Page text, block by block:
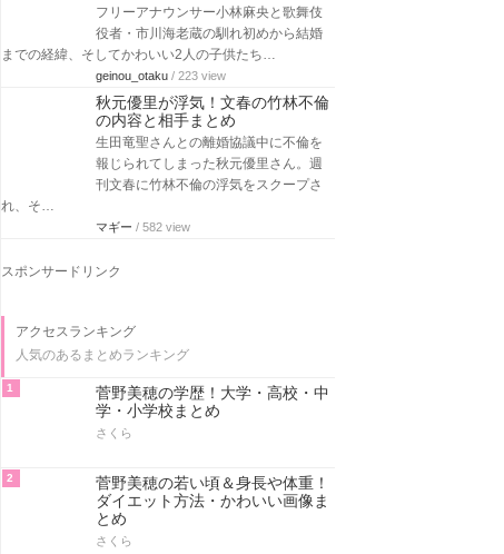
フリーアナウンサー小林麻央と歌舞伎
役者・市川海老蔵の馴れ初めから結婚
までの経緯、そしてかわいい2人の子供たち…
geinou_otaku / 223 view
秋元優里が浮気！文春の竹林不倫
の内容と相手まとめ
生田竜聖さんとの離婚協議中に不倫を
報じられてしまった秋元優里さん。週
刊文春に竹林不倫の浮気をスクープさ
れ、そ…
マギー / 582 view
スポンサードリンク
アクセスランキング
人気のあるまとめランキング
1
菅野美穂の学歴！大学・高校・中
学・小学校まとめ
さくら
2
菅野美穂の若い頃＆身長や体重！
ダイエット方法・かわいい画像ま
とめ
さくら